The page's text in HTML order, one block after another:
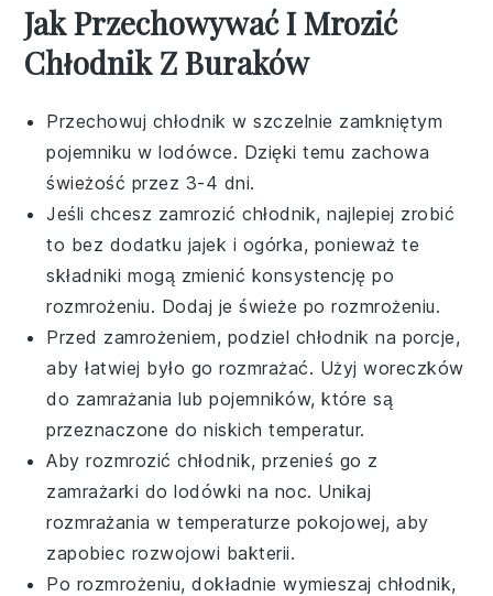
Jak Przechowywać I Mrozić
Chłodnik Z Buraków
Przechowuj chłodnik w szczelnie zamkniętym
pojemniku w lodówce. Dzięki temu zachowa
świeżość przez 3-4 dni.
Jeśli chcesz zamrozićchłodnik, najlepiej zrobić
to bez dodatku jajek i ogórka, ponieważ te
składniki mogą zmienić konsystencję po
rozmrożeniu. Dodaj je świeże po rozmrożeniu.
Przed zamrożeniem, podziel chłodnik na porcje,
aby łatwiej było go rozmrażać. Użyj woreczków
do zamrażania lub pojemników, które są
przeznaczone do niskich temperatur.
Aby rozmrozićchłodnik, przenieś go z
zamrażarki do lodówki na noc. Unikaj
rozmrażania w temperaturze pokojowej, aby
zapobiec rozwojowi bakterii.
Po rozmrożeniu, dokładnie wymieszajchłodnik,